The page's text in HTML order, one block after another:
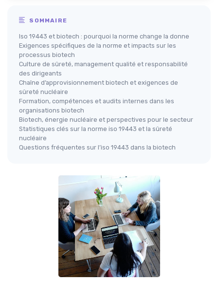
SOMMAIRE
Iso 19443 et biotech : pourquoi la norme change la donne
Exigences spécifiques de la norme et impacts sur les
processus biotech
Culture de sûreté, management qualité et responsabilité
des dirigeants
Chaîne d’approvisionnement biotech et exigences de
sûreté nucléaire
Formation, compétences et audits internes dans les
organisations biotech
Biotech, énergie nucléaire et perspectives pour le secteur
Statistiques clés sur la norme iso 19443 et la sûreté
nucléaire
Questions fréquentes sur l’iso 19443 dans la biotech